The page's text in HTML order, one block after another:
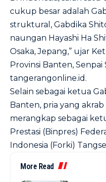
cukup besar adalah
struktural, Gabdika
naungan Hayashi Ha
Osaka, Jepang,” ujar
Provinsi Banten, Senpai
tangerangonline.id.
Selain sebagai ketua
Banten, pria yang
merangkap sebagai
Prestasi (Binpres)
Indonesia (Forki)
More Read